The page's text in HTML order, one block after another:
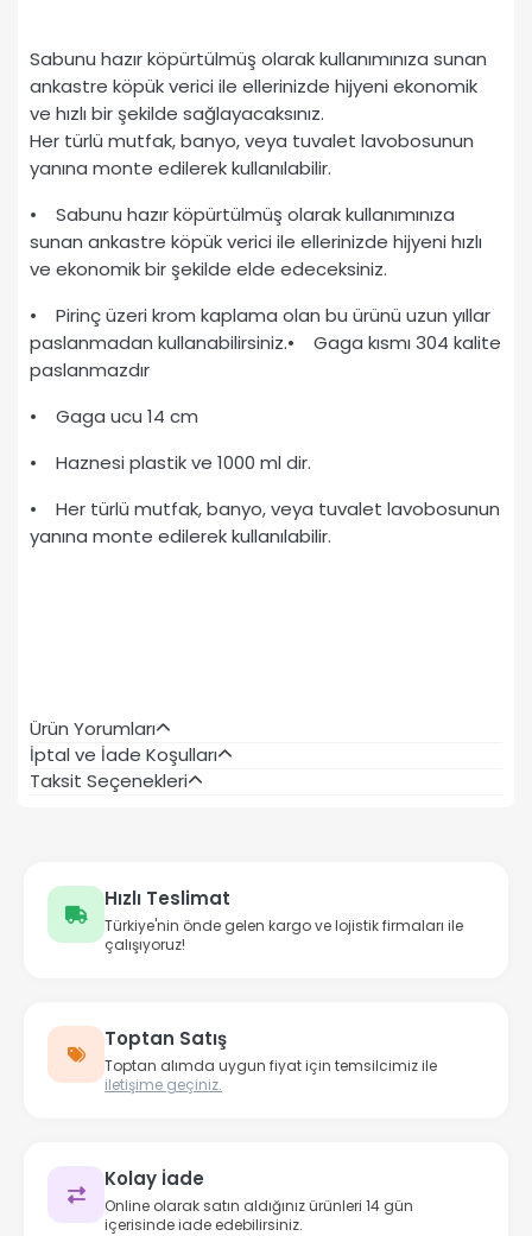
Sabunu hazır köpürtülmüş olarak kullanımınıza sunan
ankastre köpük verici ile ellerinizde hijyeni ekonomik
ve hızlı bir şekilde sağlayacaksınız.
Her türlü mutfak, banyo, veya tuvalet lavobosunun
yanına monte edilerek kullanılabilir.
• Sabunu hazır köpürtülmüş olarak kullanımınıza
sunan ankastre köpük verici ile ellerinizde hijyeni hızlı
ve ekonomik bir şekilde elde edeceksiniz.
• Pirinç üzeri krom kaplama olan bu ürünü uzun yıllar
paslanmadan kullanabilirsiniz.• Gaga kısmı 304 kalite
paslanmazdır
• Gaga ucu 14 cm
• Haznesi plastik ve 1000 ml dir.
• Her türlü mutfak, banyo, veya tuvalet lavobosunun
yanına monte edilerek kullanılabilir.
Ürün Yorumları
İptal ve İade Koşulları
Taksit Seçenekleri
Hızlı Teslimat
Türkiye'nin önde gelen kargo ve lojistik firmaları ile
çalışıyoruz!
Toptan Satış
Toptan alımda uygun fiyat için temsilcimiz ile
iletişime geçiniz.
Kolay İade
Online olarak satın aldığınız ürünleri 14 gün
içerisinde iade edebilirsiniz.